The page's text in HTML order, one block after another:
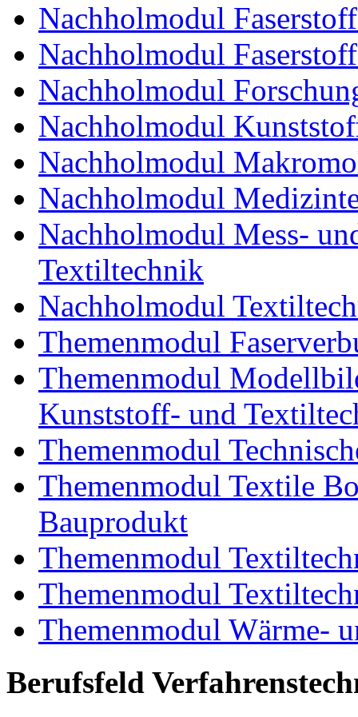
Nachholmodul
Nachholmodul
Nachholmodul
Nachholmodul
Nachholmodul
Nachholmodul
Nachholmodul Mess-
Textiltechnik
Nachholmodul
Themenmodul
Themenmodul
Kunststoff- und
Themenmodul
Themenmodul Textile
Bauprodukt
Themenmodul
Themenmodul
Themenmodul Wärme-
Berufsfeld